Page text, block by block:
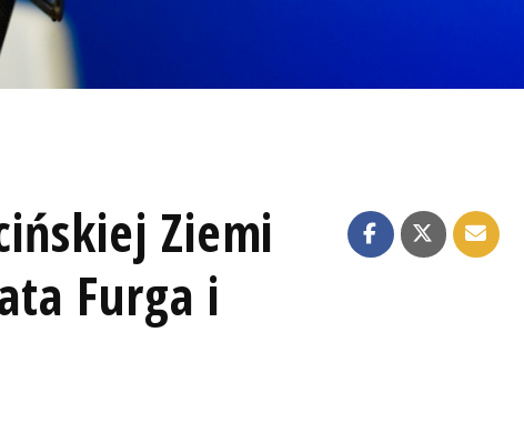
Ziemi
Furga i